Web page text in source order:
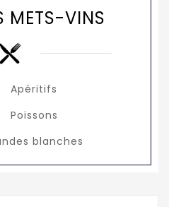
METS-VINS
Apéritifs
Poissons
blanches